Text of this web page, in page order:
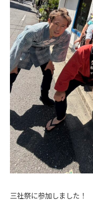
三社祭に参加しました！